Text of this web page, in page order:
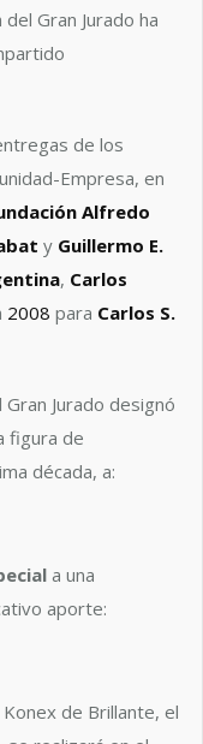
Gran Jurado ha
de los
Empresa, en
Alfredo
y Guillermo E.
, Carlos
2008 para Carlos S.
Jurado designó
figura de
década, a:
a una
aporte:
de Brillante, el